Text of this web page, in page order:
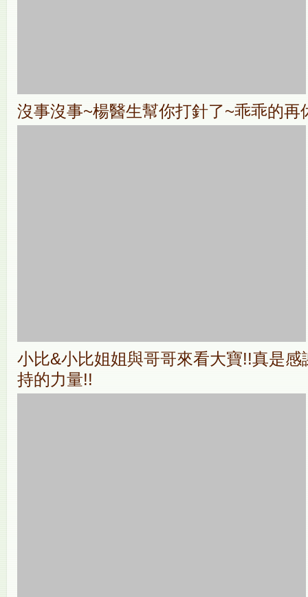
沒事沒事~楊醫生幫你打針了~乖乖的再
小比&小比姐姐與哥哥來看大寶!!真是
持的力量!!